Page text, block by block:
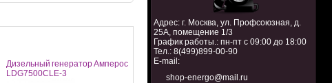
Адрес: г. Москва, ул. Профсоюзная, д.
25А, помещение 1/3
График работы.: пн-пт с 09:00 до 18:00
Тел.: 8(499)899-00-90
E-mail:
shop-energo@mail.ru
Дизельный генератор Амперос
LDG7500СLE-3